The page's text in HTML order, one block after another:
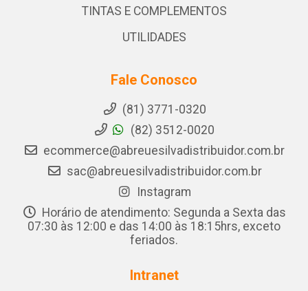
TINTAS E COMPLEMENTOS
UTILIDADES
Fale Conosco
(81) 3771-0320
(82) 3512-0020
ecommerce@abreuesilvadistribuidor.com.br
sac@abreuesilvadistribuidor.com.br
Instagram
Horário de atendimento: Segunda a Sexta das
07:30 às 12:00 e das 14:00 às 18:15hrs, exceto
feriados.
Intranet